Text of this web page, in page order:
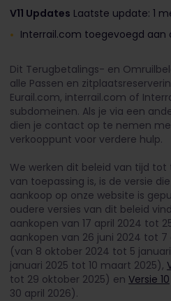
V11 Updates Laatste update: 1
Interrail.com toegevoegd aan
Dit Terugbetalings- en
alle Passen en
Eurail.com, interrail.com of
subdomeinen. Als je via een
dien je contact op te nemen
verkooppunt voor verdere hulp.
We werken dit beleid van tijd tot
van toepassing is, is de versie
aankoop op onze website is
oudere versies van dit beleid
aankopen van 17 april 2024 tot
aankopen van 26 juni 2024 tot
(van 8 oktober 2024 tot 5
januari 2025 tot 10 maart 2025),
tot 29 oktober 2025) en Versie 10
30 april 2026).